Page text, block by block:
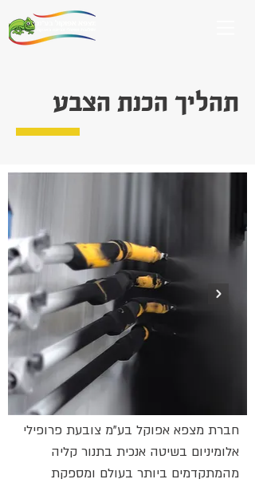
תהליך הכנת הצבע
חברת מצפא אפוקל בע"מ צובעת פרופילי
אלומיניום בשיטה אנכית בתנור קליה
מהמתקדמים ביותר בעולם ומספקת